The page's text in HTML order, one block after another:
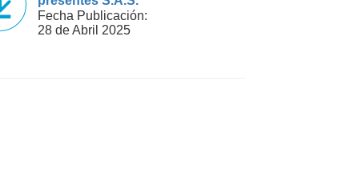
Fecha Publicación:
28 de Abril 2025